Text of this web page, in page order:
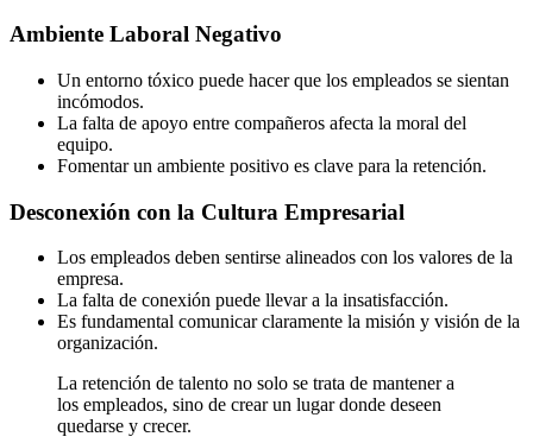
Ambiente Laboral Negativo
Un entorno tóxico puede hacer que los empleados se sientan
incómodos.
La falta de apoyo entre compañeros afecta la moral del
equipo.
Fomentar un ambiente positivo es clave para la retención.
Desconexión con la Cultura Empresarial
Los empleados deben sentirse alineados con los valores de la
empresa.
La falta de conexión puede llevar a la insatisfacción.
Es fundamental comunicar claramente la misión y visión de la
organización.
La retención de talento no solo se trata de mantener a
los empleados, sino de crear un lugar donde deseen
quedarse y crecer.